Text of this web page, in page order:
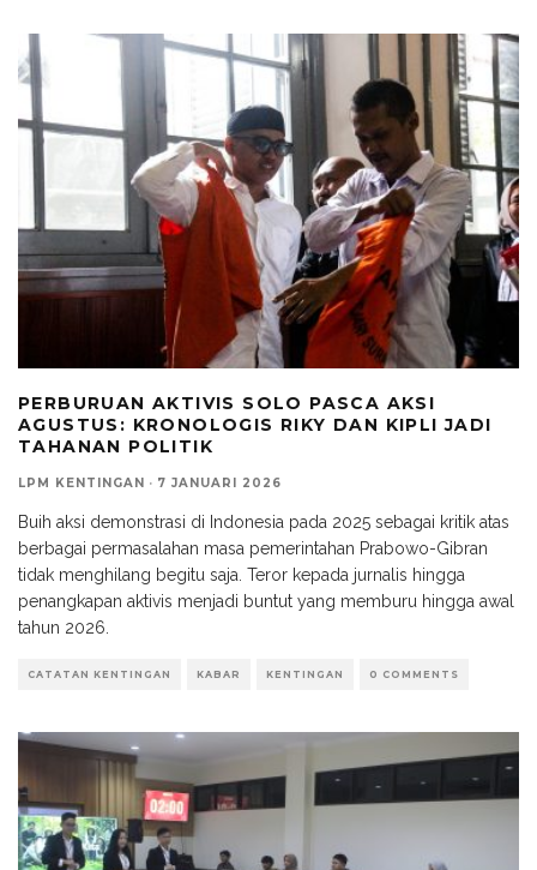
PERBURUAN AKTIVIS SOLO PASCA AKSI
AGUSTUS: KRONOLOGIS RIKY DAN KIPLI JADI
TAHANAN POLITIK
LPM KENTINGAN · 7 JANUARI 2026
Buih aksi demonstrasi di Indonesia pada 2025 sebagai kritik atas
berbagai permasalahan masa pemerintahan Prabowo-Gibran
tidak menghilang begitu saja. Teror kepada jurnalis hingga
penangkapan aktivis menjadi buntut yang memburu hingga awal
tahun 2026.
CATATAN KENTINGAN KABAR KENTINGAN 0 COMMENTS